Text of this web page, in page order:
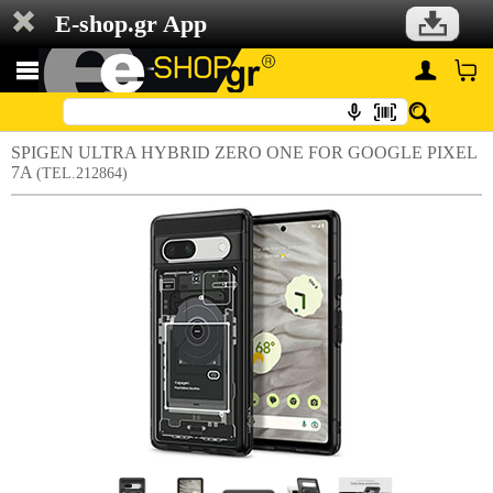
E-shop.gr App
SPIGEN ULTRA HYBRID ZERO ONE FOR GOOGLE PIXEL
7A (TEL.212864)